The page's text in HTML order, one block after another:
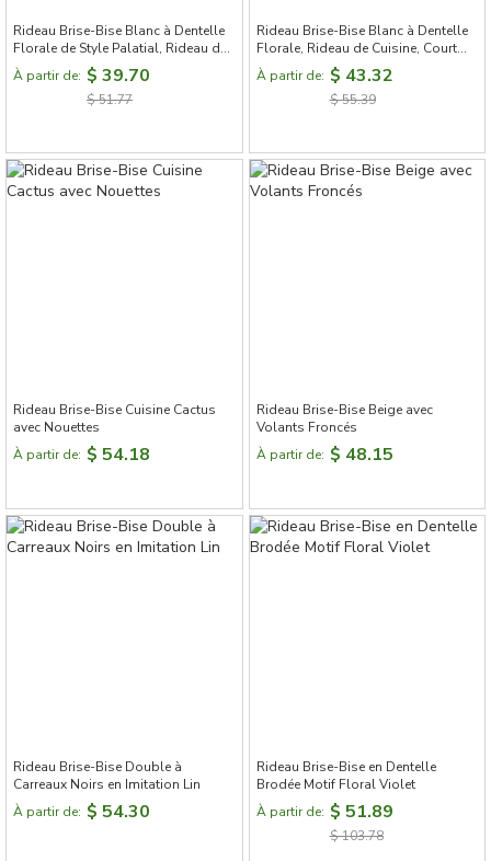
Rideau Brise-Bise Blanc à Dentelle
Florale de Style Palatial, Rideau de
Cuisine
À partir de: $ 39.70
$ 51.77
Rideau Brise-Bise Blanc à Dentelle
Florale, Rideau de Cuisine, Court
Rideau de Draperie
À partir de: $ 43.32
$ 55.39
Rideau Brise-Bise Cuisine Cactus
avec Nouettes
À partir de: $ 54.18
Rideau Brise-Bise Beige avec
Volants Froncés
À partir de: $ 48.15
Rideau Brise-Bise Double à
Carreaux Noirs en Imitation Lin
À partir de: $ 54.30
Rideau Brise-Bise en Dentelle
Brodée Motif Floral Violet
À partir de: $ 51.89
$ 103.78